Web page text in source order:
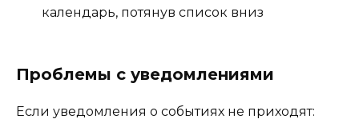
календарь, потянув список вниз
Проблемы с уведомлениями
Если уведомления о событиях не приходят: